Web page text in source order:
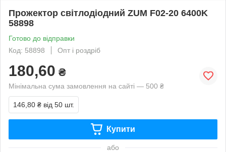
Прожектор світлодіодний ZUM F02-20 6400K
58898
Готово до відправки
Код: 58898
Опт і роздріб
180,60 ₴
Мінімальна сума замовлення на сайті — 500 ₴
146,80 ₴ від 50 шт.
Купити
або